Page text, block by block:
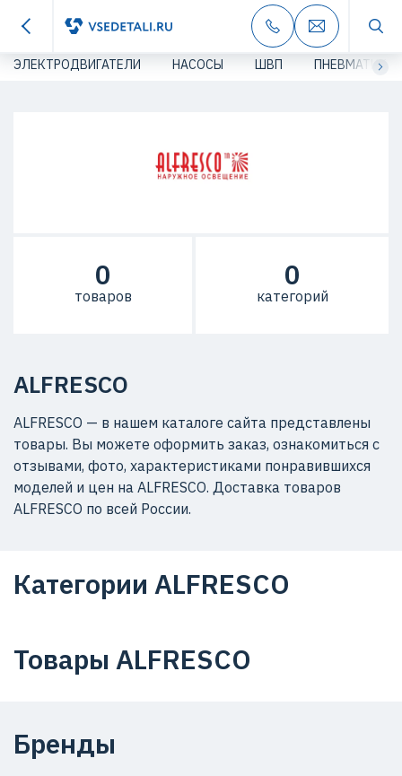
ЭЛЕКТРОДВИГАТЕЛИ НАСОСЫ ШВП ПНЕВМАТИКА
ALFRESCO
ALFRESCO — в нашем каталоге сайта представлены
товары. Вы можете оформить заказ, ознакомиться с
отзывами, фото, характеристиками понравившихся
моделей и цен на ALFRESCO. Доставка товаров
ALFRESCO по всей России.
0
товаров
0
категорий
Категории ALFRESCO
Товары ALFRESCO
Бренды